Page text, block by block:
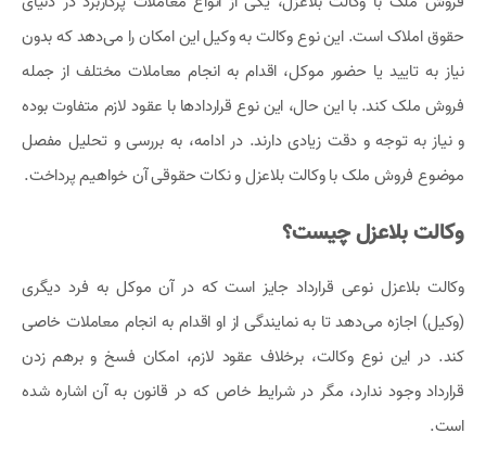
حقوق املاک است. این نوع وکالت به وکیل این امکان را می‌دهد که بدون
نیاز به تایید یا حضور موکل، اقدام به انجام معاملات مختلف از جمله
فروش ملک کند. با این حال، این نوع قراردادها با عقود لازم متفاوت بوده
و نیاز به توجه و دقت زیادی دارند. در ادامه، به بررسی و تحلیل مفصل
موضوع فروش ملک با وکالت بلاعزل و نکات حقوقی آن خواهیم پرداخت.
وکالت بلاعزل چیست؟
وکالت بلاعزل نوعی قرارداد جایز است که در آن موکل به فرد دیگری
(وکیل) اجازه می‌دهد تا به نمایندگی از او اقدام به انجام معاملات خاصی
کند. در این نوع وکالت، برخلاف عقود لازم، امکان فسخ و برهم زدن
قرارداد وجود ندارد، مگر در شرایط خاص که در قانون به آن اشاره شده
است.